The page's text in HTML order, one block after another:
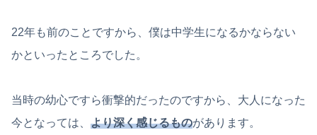
22年も前のことですから、僕は中学生になるかならない
かといったところでした。
当時の幼心ですら衝撃的だったのですから、大人になった
今となっては、 より深く感じるものがあります。